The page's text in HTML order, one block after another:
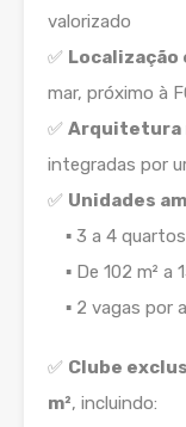
valorizado
✅
mar, próximo à
✅ Arquitetura
integradas por
✅ Unidades
▪️ 3 a 4 quartos
▪️ De 102 m² a
▪️ 2 vagas por
✅ Clube
m², incluindo: